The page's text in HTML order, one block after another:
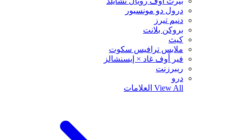
درول دو مونسيور
دنيم تيرز
بروكن بلانت
كيث
ملابس ترافيس سكوت
فير أوف غاد × إيسنشالز
ريبرزنت
درو
View All العلامات